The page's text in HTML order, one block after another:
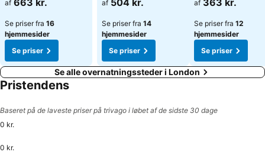
af 663 kr.
Se priser fra 16
hjemmesider
Se priser
af 504 kr.
Se priser fra 14
hjemmesider
Se priser
af 363 kr.
Se priser fra 12
hjemmesider
Se priser
Se alle overnatningssteder i London
Pristendens
Baseret på de laveste priser på trivago i løbet af de sidste 30 dage
0 kr.
0 kr.